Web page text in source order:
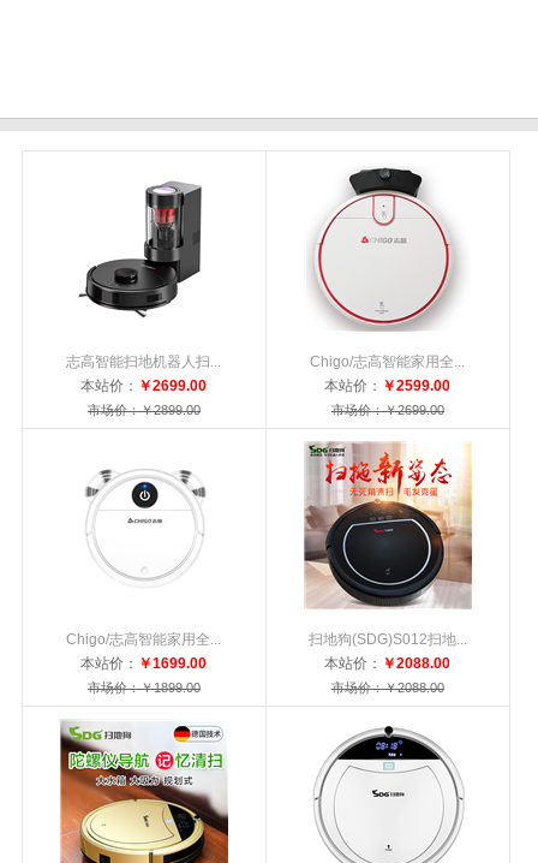
志高智能扫地机器人扫...
本站价： ￥2699.00
市场价：￥2899.00
Chigo/志高智能家用全...
本站价： ￥2599.00
市场价：￥2699.00
Chigo/志高智能家用全...
本站价： ￥1699.00
市场价：￥1899.00
扫地狗(SDG)S012扫地...
本站价： ￥2088.00
市场价：￥2088.00